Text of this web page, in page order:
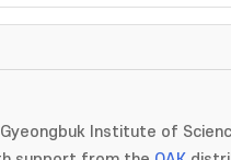
Institute of